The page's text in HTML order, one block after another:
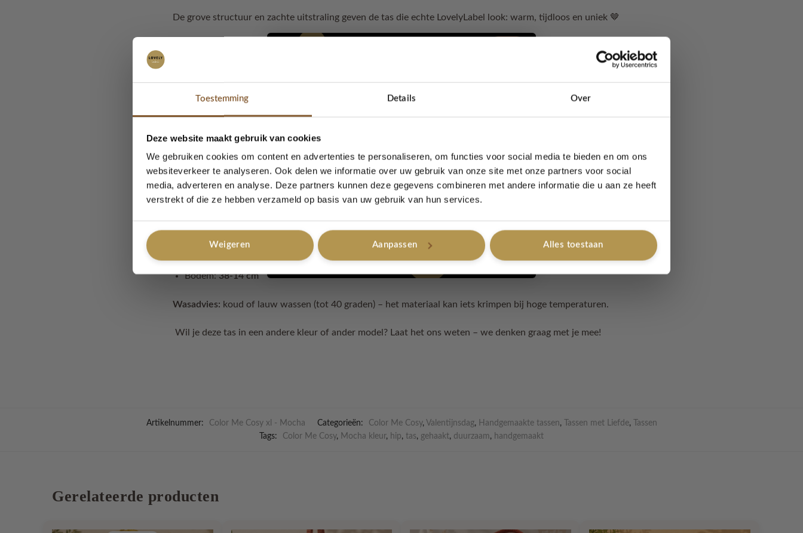
Toestemming Details Over
Deze website maakt gebruik van cookies
We gebruiken cookies om content en advertenties te personaliseren, om functies voor social media te bieden en om ons
websiteverkeer te analyseren. Ook delen we informatie over uw gebruik van onze site met onze partners voor social
media, adverteren en analyse. Deze partners kunnen deze gegevens combineren met andere informatie die u aan ze heeft
verstrekt of die ze hebben verzameld op basis van uw gebruik van hun services.
Weigeren Aanpassen Alles toestaan
De grove structuur en zachte uitstraling geven de tas die echte LovelyLabel look: warm, tijdloos en uniek 🤎
🧶 Materiaal
Katoen met polyester
Iedere tas wordt met liefde met de hand gemaakt, daardoor is iedere tas uniek ✨
Afmetingen
Tas: ca.42-27 cm
Schouderband: ca.
Bodem:38-14 cm
Wasadvies: koud of lauw wassen (tot 40 graden) – het materiaal kan iets krimpen bij hoge temperaturen.
Wil je deze tas in een andere kleur of ander model? Laat het ons weten – we denken graag met je mee!
Artikelnummer: Color Me Cosy xl - Mocha Categorieën: Color Me Cosy, Valentijnsdag, Handgemaakte tassen, Tassen met Liefde,
Tassen
Tags:
Color Me Cosy, Mocha kleur, hip, tas, gehaakt, duurzaam, handgemaakt
Gerelateerde producten
Ja, graag!
Nee, bedankt